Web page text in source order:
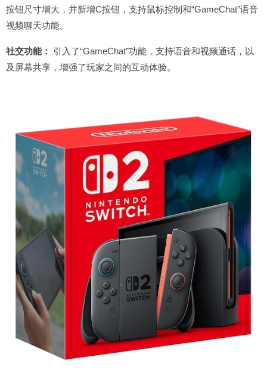
按钮尺寸增大，并新增C按钮，支持鼠标控制和“GameChat”语音
视频聊天功能。
社交功能：
引入了“GameChat”功能，支持语音和视频通话，以
及屏幕共享，增强了玩家之间的互动体验。